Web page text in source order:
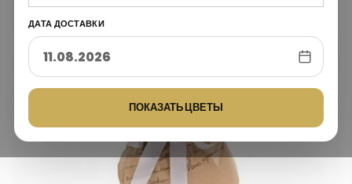
ДАТА ДОСТАВКИ
ПОКАЗАТЬ ЦВЕТЫ